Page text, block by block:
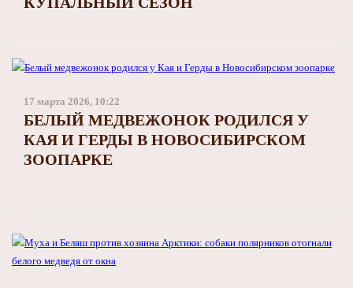
17 марта 2026, 10:22
БЕЛЫЙ МЕДВЕЖОНОК РОДИЛСЯ У
КАЯ И ГЕРДЫ В НОВОСИБИРСКОМ
ЗООПАРКЕ